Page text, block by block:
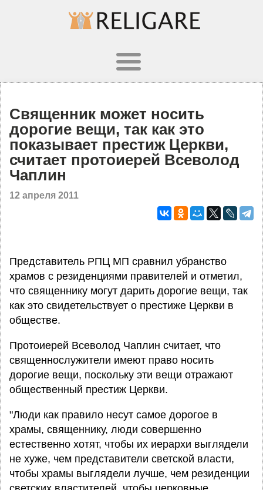
Священник может носить
дорогие вещи, так как это
показывает престиж Церкви,
считает протоиерей Всеволод
Чаплин
12 апреля 2011
Представитель РПЦ МП сравнил убранство
храмов с резиденциями правителей и отметил,
что священнику могут дарить дорогие вещи, так
как это свидетельствует о престиже Церкви в
обществе.
Протоиерей Всеволод Чаплин считает, что
священнослужители имеют право носить
дорогие вещи, поскольку эти вещи отражают
общественный престиж Церкви.
"Люди как правило несут самое дорогое в
храмы, священнику, люди совершенно
естественно хотят, чтобы их иерархи выглядели
не хуже, чем представители светской власти,
чтобы храмы выглядели лучше, чем резиденции